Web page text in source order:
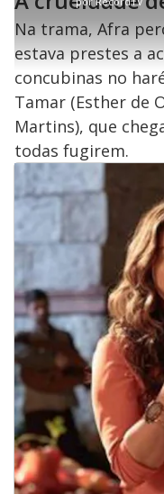
r
s
g
u
d
o
a
0
e
g
n
d
.
9
%
Na trama, Afra
estava prestes a
concubinas no
Tamar (Esther de
Martins), que
todas fugirem.